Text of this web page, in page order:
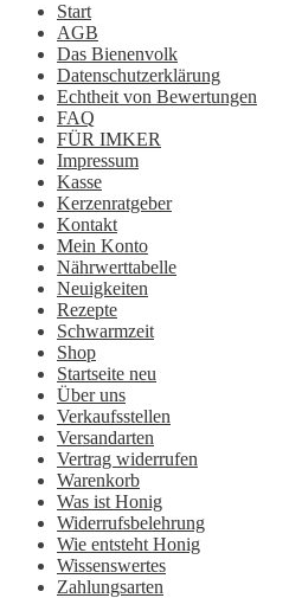
Start
AGB
Das Bienenvolk
Datenschutzerklärung
Echtheit von Bewertungen
FAQ
FÜR IMKER
Impressum
Kasse
Kerzenratgeber
Kontakt
Mein Konto
Nährwerttabelle
Neuigkeiten
Rezepte
Schwarmzeit
Shop
Startseite neu
Über uns
Verkaufsstellen
Versandarten
Vertrag widerrufen
Warenkorb
Was ist Honig
Widerrufsbelehrung
Wie entsteht Honig
Wissenswertes
Zahlungsarten